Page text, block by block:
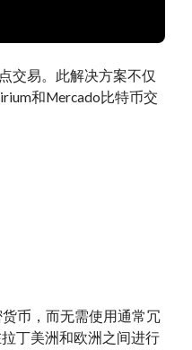
交易。此解决方案不仅
和Mercado比特币交
币，而无需使用通常冗
丁美洲和欧洲之间进行